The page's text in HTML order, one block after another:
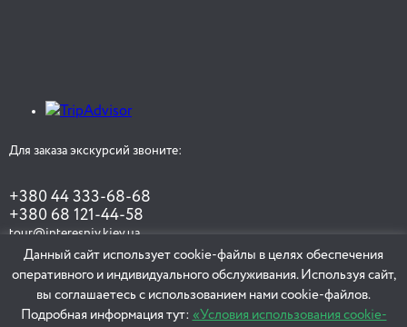
Для заказа экскурсий звоните:
+380 44 333-68-68
+380 68 121-44-58
tour@interesniy.kiev.ua
ЗАКАЗАТЬ ЭКСКУРСИЮ
Данный сайт использует cookie-файлы в целях обеспечения
оперативного и индивидуального обслуживания. Используя сайт,
вы соглашаетесь с использованием нами cookie-файлов.
Подробная информация тут: «Условия использования cookie-